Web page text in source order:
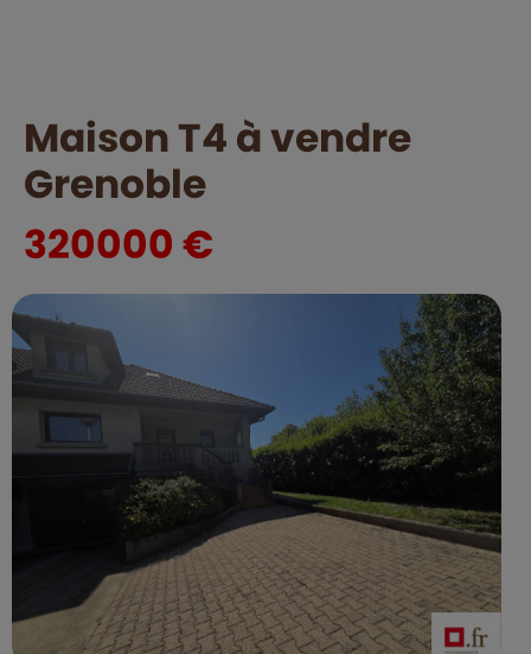
maison T4 à vendre
Grenoble
320000 €